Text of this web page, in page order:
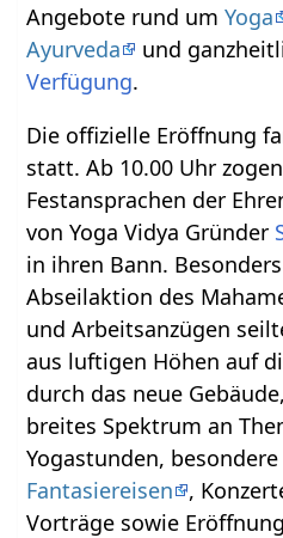
Angebote rund umYoga
Ayurveda
und
Verfügung.
Die offizielle Eröffnung
statt. Ab 10.00 Uhr
Festansprachen der
von Yoga Vidya Gründer
in ihren Bann.
Abseilaktion des
und Arbeitsanzügen
aus luftigen Höhen auf
durch das neue
breites Spektrum an
Yogastunden, besondere
Fantasiereisen
,
Vorträge sowie